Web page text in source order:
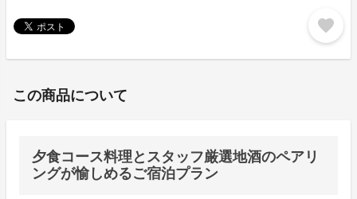
favorite
この商品について
夕食コース料理とスタッフ厳選地酒のペアリ
ングが愉しめるご宿泊プラン